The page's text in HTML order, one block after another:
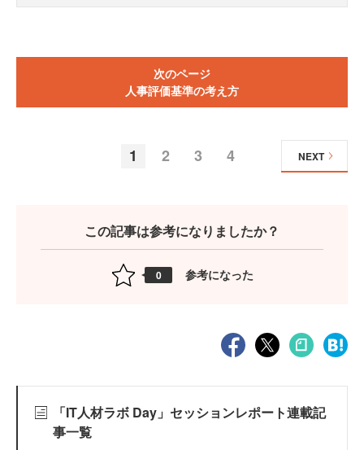
次のページ
人事評価基準の考え方
1 2 3 4 NEXT
この記事は参考になりましたか？
0 参考になった
「IT人材ラボ Day」セッションレポート連載記
事一覧